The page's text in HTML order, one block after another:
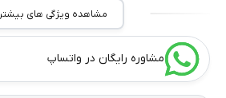
مشاهده ویژگی های بیشتر
مشاوره رایگان در واتساپ